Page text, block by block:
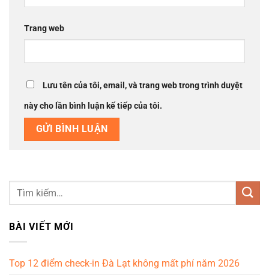
Trang web
Lưu tên của tôi, email, và trang web trong trình duyệt
này cho lần bình luận kế tiếp của tôi.
BÀI VIẾT MỚI
Top 12 điểm check-in Đà Lạt không mất phí năm 2026